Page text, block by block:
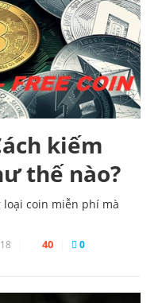
kiếm
thế nào?
loại coin miễn phí mà
40 0